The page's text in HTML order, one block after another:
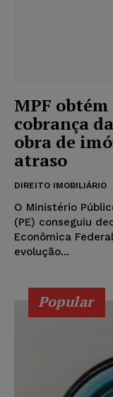
MPF
cobrança
obra de
atraso
DIREITO IMOBILIÁRIO
O Ministério
(PE) conseguiu
Econômica
evolução...
Popular